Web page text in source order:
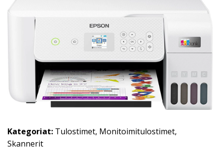
Kategoriat: Tulostimet, Monitoimitulostimet,
Skannerit